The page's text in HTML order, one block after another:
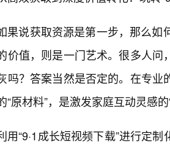
果说获取资源是第一步，那么如
价值，则是一门艺术。很多人
吗？答案当然是否定的。在专
“原材料”，是激发家庭互动灵感的
用“9·1成长短视频下载”进行定